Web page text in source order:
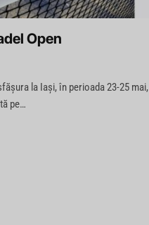
Open
la Iași, în perioada 23-25 mai,
pe…